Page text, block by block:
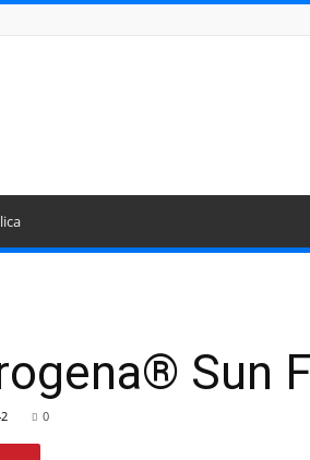
Sun
0